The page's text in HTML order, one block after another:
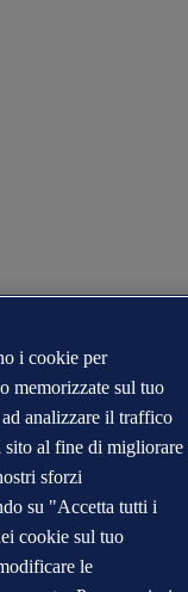
i cookie per
memorizzate sul tuo
analizzare il traffico
sito al fine di migliorare
sforzi
su "Accetta tutti i
cookie sul tuo
le